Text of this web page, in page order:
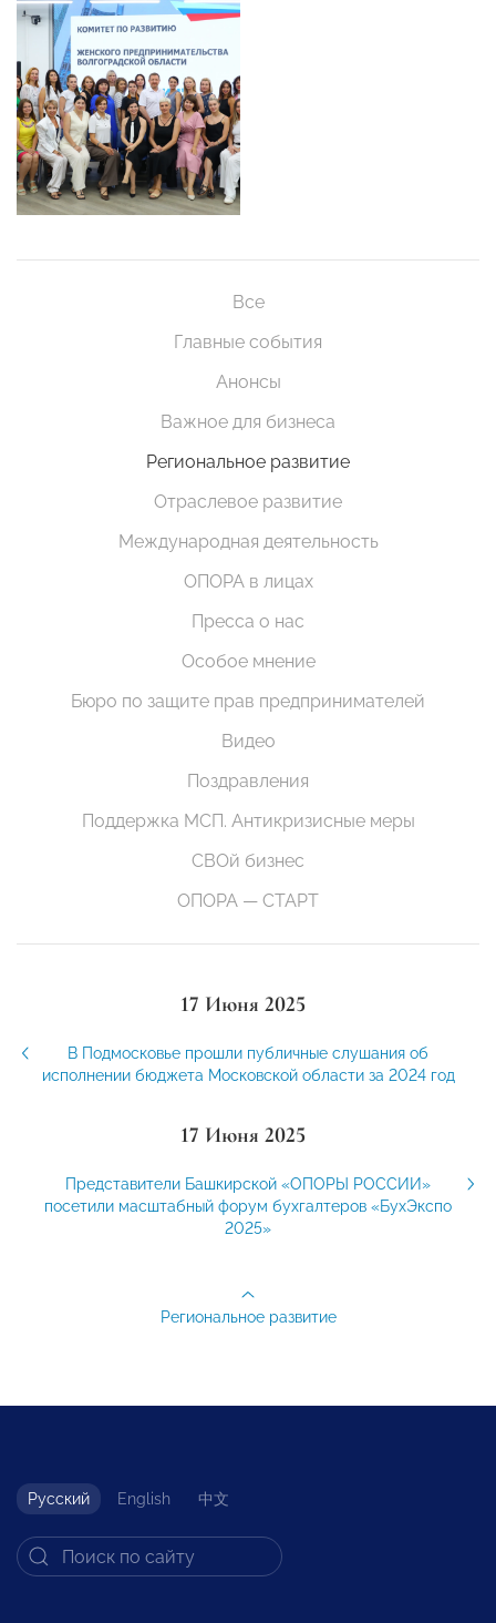
Все
Главные события
Анонсы
Важное для бизнеса
Региональное развитие
Отраслевое развитие
Международная деятельность
ОПОРА в лицах
Пресса о нас
Особое мнение
Бюро по защите прав предпринимателей
Видео
Поздравления
Поддержка МСП. Антикризисные меры
СВОй бизнес
ОПОРА — СТАРТ
17 Июня 2025
В Подмосковье прошли публичные слушания об
исполнении бюджета Московской области за 2024 год
17 Июня 2025
Представители Башкирской «ОПОРЫ РОССИИ»
посетили масштабный форум бухгалтеров «БухЭкспо
2025»
Региональное развитие
Русский English 中文